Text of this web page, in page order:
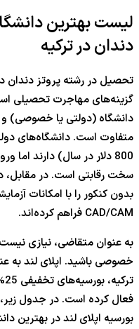
لیست بهترین
دندان در ترکیه
تحصیل در رشته پروتز دندان
گزینه‌های مهاجرت تحصیلی
دانشگاه (دولتی یا خصوصی) و
800 دلار در سال) دارند
سخت رقابتی است. در
بدون کنکور را با امکانات
CAD/CAM فراهم کرده‌اند.
به عنوان متقاضی، نیازی
خصوصی باشید. اپلای لند به
فعال کرده است. در جدول زیر،
بورسیه اپلای لند در بهترین